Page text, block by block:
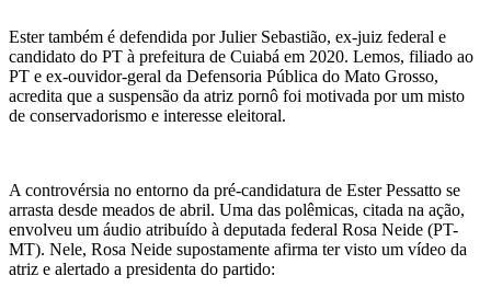
Ester também é defendida por Julier Sebastião, ex-juiz federal e
candidato do PT à prefeitura de Cuiabá em 2020. Lemos, filiado ao
PT e ex-ouvidor-geral da Defensoria Pública do Mato Grosso,
acredita que a suspensão da atriz pornô foi motivada por um misto
de conservadorismo e interesse eleitoral.
A controvérsia no entorno da pré-candidatura de Ester Pessatto se
arrasta desde meados de abril. Uma das polêmicas, citada na ação,
envolveu um áudio atribuído à deputada federal Rosa Neide (PT-
MT). Nele, Rosa Neide supostamente afirma ter visto um vídeo da
atriz e alertado a presidenta do partido: